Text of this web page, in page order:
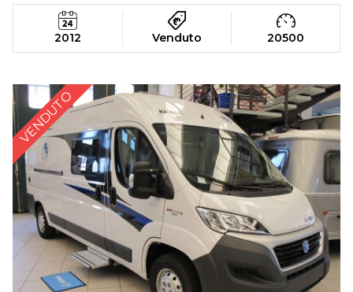
2012 Venduto 20500
VENDUTO